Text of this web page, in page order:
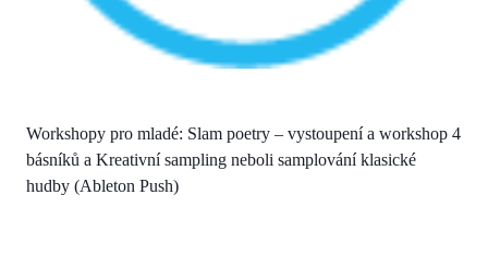
Workshopy pro mladé: Slam poetry – vystoupení a workshop 4
básníků a Kreativní sampling neboli samplování klasické
hudby (Ableton Push)